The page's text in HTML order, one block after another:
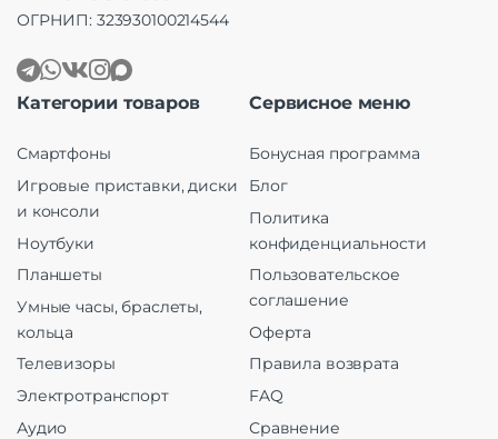
ОГРНИП: 323930100214544
Категории товаров
Смартфоны
Игровые приставки, диски
и консоли
Ноутбуки
Планшеты
Умные часы, браслеты,
кольца
Телевизоры
Электротранспорт
Аудио
Сервисное меню
Бонусная программа
Блог
Политика
конфиденциальности
Пользовательское
соглашение
Оферта
Правила возврата
FAQ
Сравнение